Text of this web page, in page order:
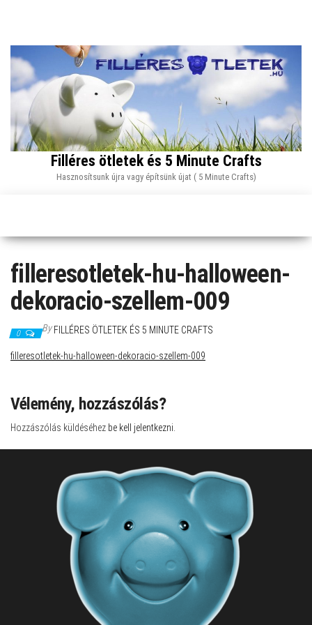
Filléres ötletek és 5 Minute Crafts
Hasznosítsunk újra vagy építsünk újat ( 5 Minute Crafts)
filleresotletek-hu-halloween-
dekoracio-szellem-009
0 By FILLÉRES ÖTLETEK ÉS 5 MINUTE CRAFTS
filleresotletek-hu-halloween-dekoracio-szellem-009
Vélemény, hozzászólás?
Hozzászólás küldéséhez be kell jelentkezni.